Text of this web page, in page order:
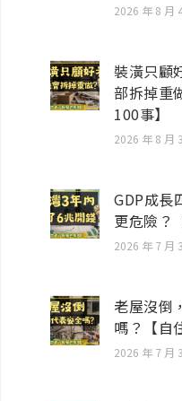
2026 年 8 月
裝潢只顧
部拆掉重
100事】
2026 年 8 月
GDP成長
更危險？
2026 年 7 月
老屋沒倒
嗎？【自
2026 年 7 月